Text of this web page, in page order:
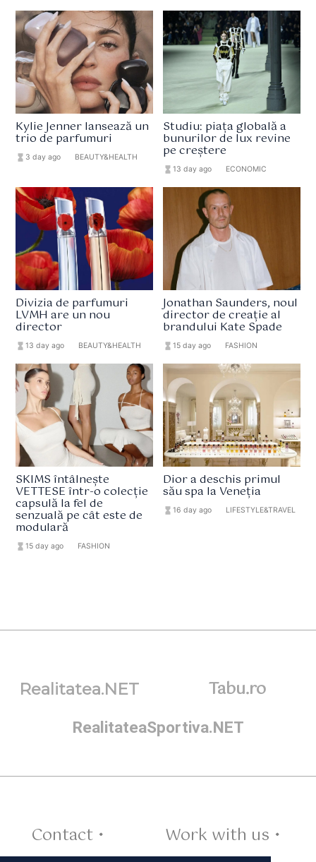
Kylie Jenner lansează un
trio de parfumuri
hourglass_full 3 day ago BEAUTY&HEALTH
Studiu: piața globală a
bunurilor de lux revine
pe creștere
hourglass_full 13 day ago ECONOMIC
Divizia de parfumuri
LVMH are un nou
director
hourglass_full13 day ago BEAUTY&HEALTH
Jonathan Saunders, noul
director de creație al
brandului Kate Spade
hourglass_full 15 day ago FASHION
SKIMS întâlnește
VETTESE într-o colecție
capsulă la fel de
senzuală pe cât este de
modulară
hourglass_full15 day ago FASHION
Dior a deschis primul
său spa la Veneția
hourglass_full 16 day ago LIFESTYLE&TRAVEL
Realitatea.NET Tabu.ro
RealitateaSportiva.NET
Contact • Work with us •